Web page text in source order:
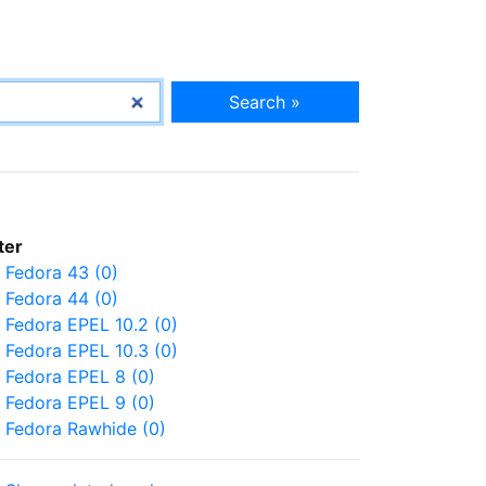
Search »
Fedora 43 (0)
Fedora 44 (0)
Fedora EPEL 10.2 (0)
Fedora EPEL 10.3 (0)
Fedora EPEL 8 (0)
Fedora EPEL 9 (0)
Fedora Rawhide (0)